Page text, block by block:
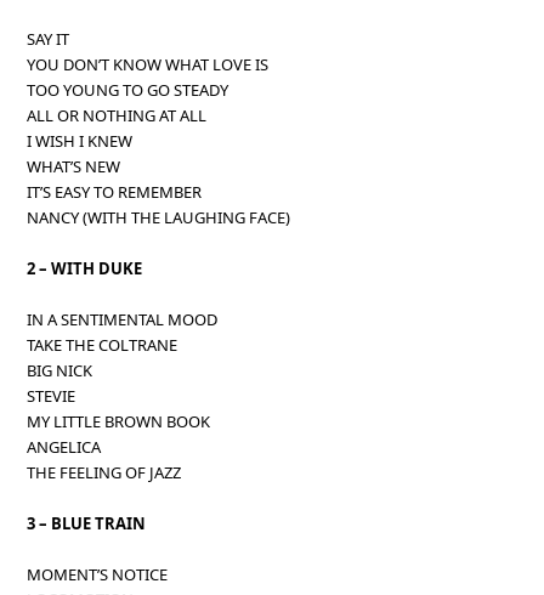
SAY IT
YOU DON’T KNOW WHAT LOVE IS
TOO YOUNG TO GO STEADY
ALL OR NOTHING AT ALL
I WISH I KNEW
WHAT’S NEW
IT’S EASY TO REMEMBER
NANCY (WITH THE LAUGHING FACE)
2 – WITH DUKE
IN A SENTIMENTAL MOOD
TAKE THE COLTRANE
BIG NICK
STEVIE
MY LITTLE BROWN BOOK
ANGELICA
THE FEELING OF JAZZ
3 – BLUE TRAIN
MOMENT’S NOTICE